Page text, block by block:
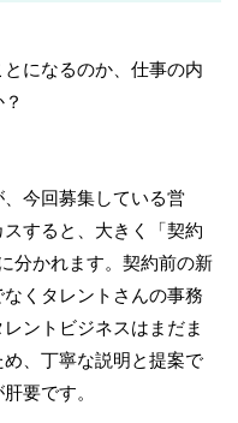
になるのか、仕事の内
今回募集している営
すると、大きく「契約
分かれます。契約前の新
くタレントさんの事務
ントビジネスはまだま
、丁寧な説明と提案で
要です。